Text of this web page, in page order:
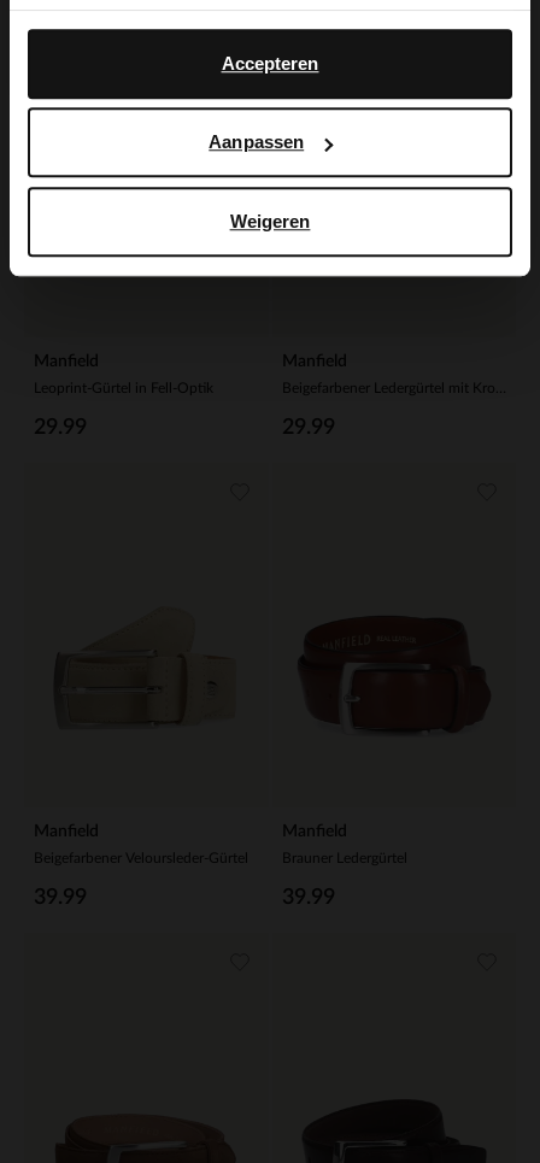
Accepteren
Aanpassen
Weigeren
Manfield
Leoprint-Gürtel in Fell-Optik
29.99
Manfield
29.99
Manfield
Beigefarbener Veloursleder-Gürtel
39.99
Manfield
Brauner Ledergürtel
39.99
English